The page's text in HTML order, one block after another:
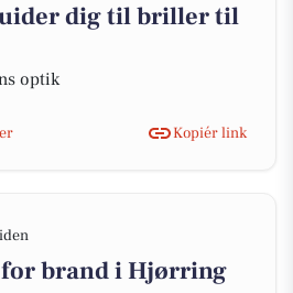
dig til briller til
optik
Kopiér link
brand i Hjørring